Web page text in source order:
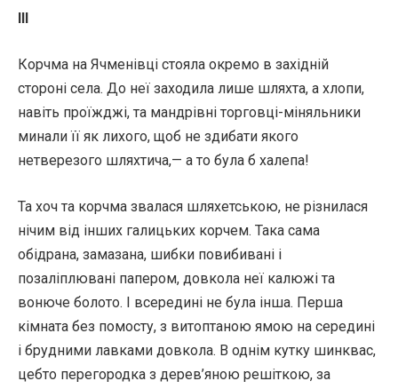
III
Корчма на Ячменівці стояла окремо в західній
стороні села. До неї заходила лише шляхта, а хлопи,
навіть проїжджі, та мандрівні торговці-міняльники
минали її як лихого, щоб не здибати якого
нетверезого шляхтича,— а то була б халепа!
Та хоч та корчма звалася шляхетською, не різнилася
нічим від інших галицьких корчем. Така сама
обідрана, замазана, шибки повибивані і
позаліплювані папером, довкола неї калюжі та
вонюче болото. І всередині не була інша. Перша
кімната без помосту, з витоптаною ямою на середині
і брудними лавками довкола. В однім кутку шинквас,
цебто перегородка з дерев’яною решіткою, за